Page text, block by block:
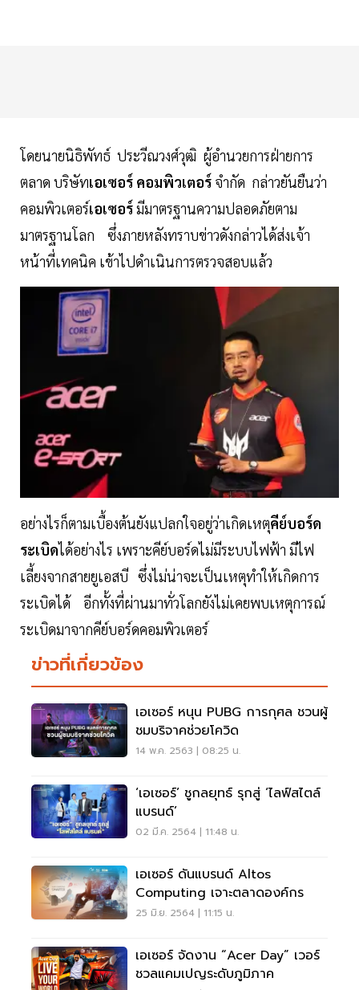
โดยนายนิธิพัทธ์ ประวีณวงศ์วุฒิ ผู้อำนวยการฝ่ายการ
ตลาด บริษัทเอเซอร์ คอมพิวเตอร์ จำกัด กล่าวยันยืนว่า
คอมพิวเตอร์เอเซอร์มีมาตรฐานความปลอดภัยตาม
มาตรฐานโลก ซึ่งภายหลังทราบข่าวดังกล่าวได้ส่งเจ้า
หน้าที่เทคนิค เข้าไปดำเนินการตรวจสอบแล้ว
อย่างไรก็ตามเบื้องต้นยังแปลกใจอยู่ว่าเกิดเหตุคีย์บอร์ด
ระเบิดได้อย่างไร เพราะคีย์บอร์ดไม่มีระบบไฟฟ้า มีไฟ
เลี้ยงจากสายยูเอสบี ซึ่งไม่น่าจะเป็นเหตุทำให้เกิดการ
ระเบิดได้ อีกทั้งที่ผ่านมาทั่วโลกยังไม่เคยพบเหตุการณ์
ระเบิดมาจากคีย์บอร์ดคอมพิวเตอร์
ข่าวที่เกี่ยวข้อง
เอเซอร์ หนุน PUBG การกุศล ชวนผู้
ชมบริจาคช่วยโควิด
14 พ.ค. 2563 | 08:25 น.
‘เอเซอร์’ ชูกลยุทธ์ รุกสู่ ‘ไลฟ์สไตล์
แบรนด์’
02 มี.ค. 2564 | 11:48 น.
เอเซอร์ ดันแบรนด์ Altos
Computing เจาะตลาดองค์กร
25 มิ.ย. 2564 | 11:15 น.
เอเซอร์ จัดงาน “Acer Day” เวอร์
ชวลแคมเปญระดับภูมิภาค